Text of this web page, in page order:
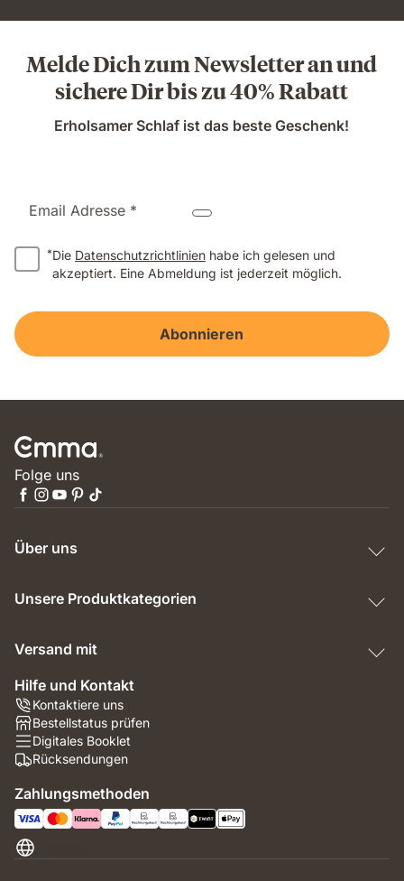
Melde Dich zum Newsletter an und
sichere Dir bis zu 40% Rabatt
Erholsamer Schlaf ist das beste Geschenk!
Email Adresse *
*Die Datenschutzrichtlinien habe ich gelesen und
akzeptiert. Eine Abmeldung ist jederzeit möglich.
Abonnieren
Folge uns
Über uns
Unsere Produktkategorien
Versand mit
Hilfe und Kontakt
Kontaktiere uns
Bestellstatus prüfen
Digitales Booklet
Rücksendungen
Zahlungsmethoden